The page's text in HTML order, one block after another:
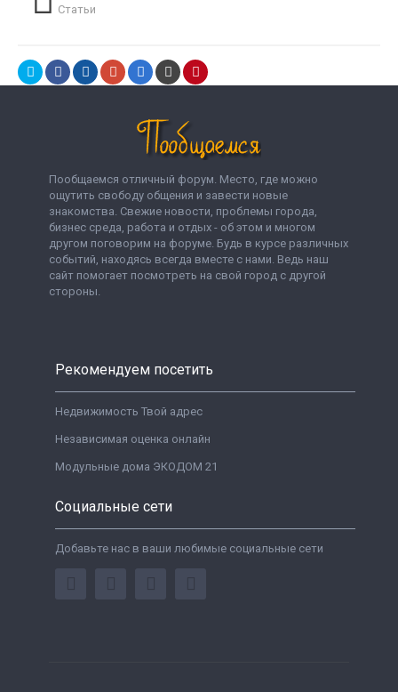
Статьи
Пообщаемся отличный форум. Место, где можно
ощутить свободу общения и завести новые
знакомства. Свежие новости, проблемы города,
бизнес среда, работа и отдых - об этом и многом
другом поговорим на форуме. Будь в курсе различных
событий, находясь всегда вместе с нами. Ведь наш
сайт помогает посмотреть на свой город с другой
стороны.
Рекомендуем посетить
Недвижимость Твой адрес
Независимая оценка онлайн
Модульные дома ЭКОДОМ 21
Социальные сети
Добавьте нас в ваши любимые социальные сети